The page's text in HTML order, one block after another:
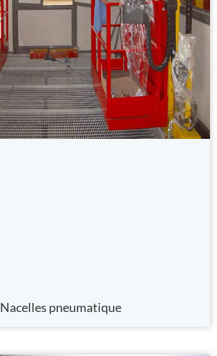
Nacelles pneumatique